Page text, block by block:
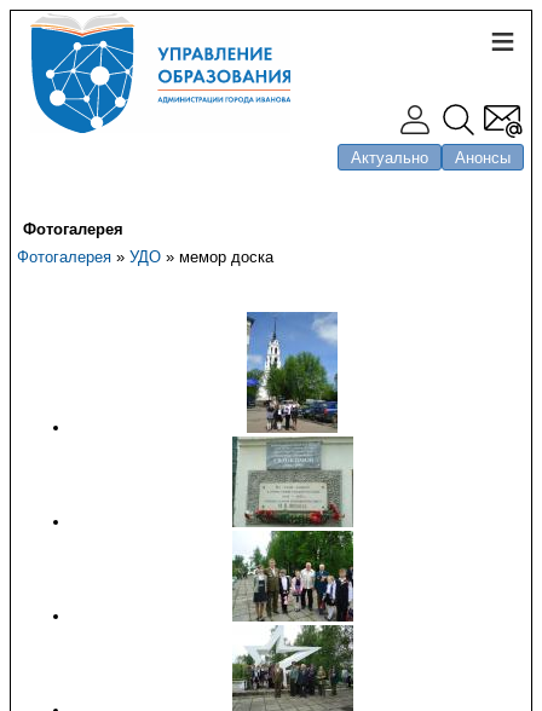
Актуально Анонсы
Фотогалерея
Фотогалерея » УДО » мемор доска